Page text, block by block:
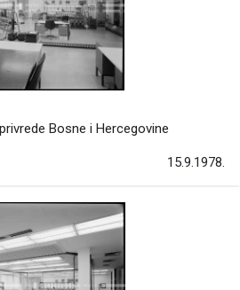
Bosne i Hercegovine
15.9.1978.